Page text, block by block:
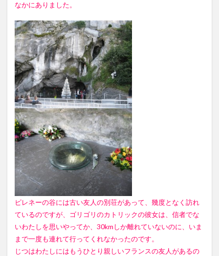
なかにありました。
ピレネーの谷には古い友人の別荘があって、幾度となく訪れ
ているのですが、ゴリゴリのカトリックの彼女は、信者でな
いわたしを思いやってか、30kmしか離れていないのに、いま
まで一度も連れて行ってくれなかったのです。
じつはわたしにはもうひとり親しいフランスの友人があるの